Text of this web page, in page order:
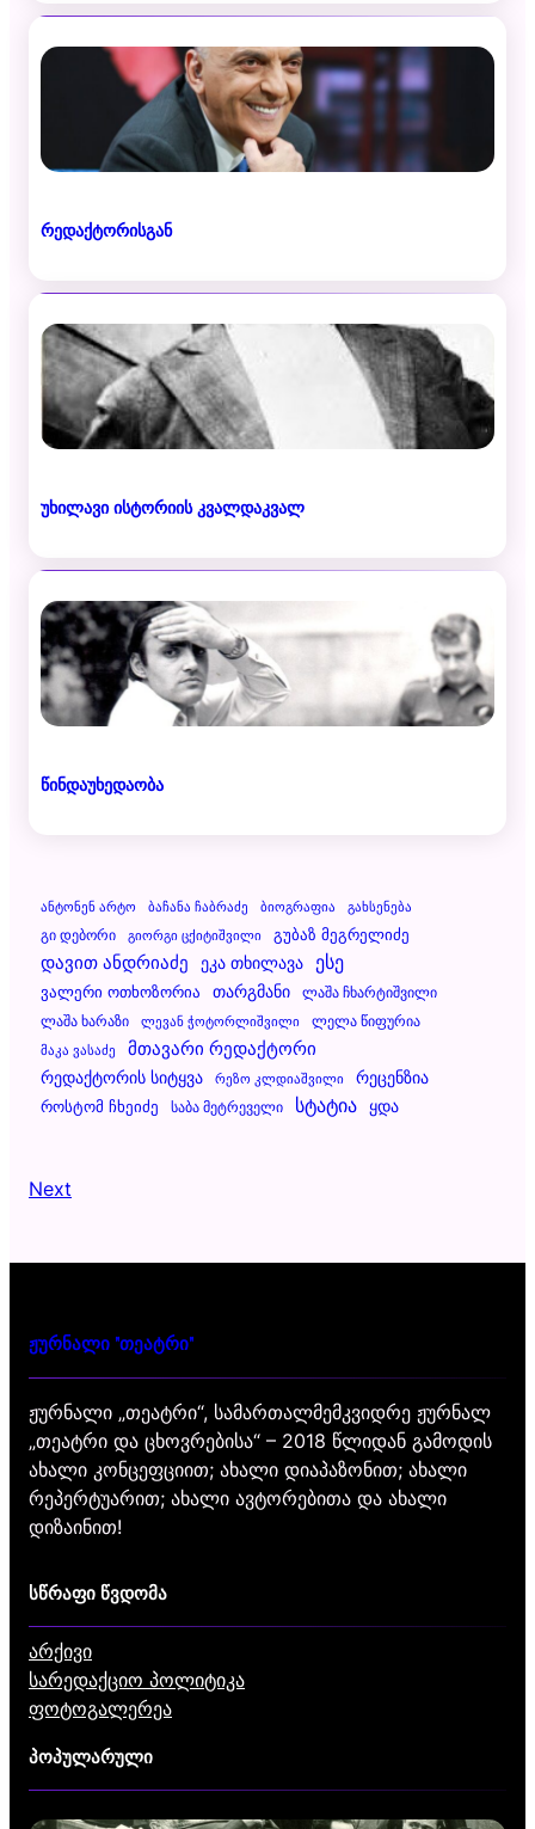
რედაქტორისგან
უხილავი ისტორიის კვალდაკვალ
წინდაუხედაობა
Ანტონენ Არტო Ბაჩანა Ჩაბრაძე Ბიოგრაფია
Გახსენება
Გი Დებორი
Გიორგი Ცქიტიშვილი Გუბაზ Მეგრელიძე
Დავით Ანდრიაძე Ეკა Თხილავა Ესე
Ვალერი Ოთხოზორია Თარგმანი Ლაშა Ჩხარტიშვილი
Ლაშა Ხარაზი Ლევან Ჭოტორლიშვილი
Ლელა Წიფურია
Მაკა Ვასაძე
Მთავარი Რედაქტორი
Რედაქტორის Სიტყვა Რეზო Კლდიაშვილი Რეცენზია
Როსტომ Ჩხეიძე Საბა Მეტრეველი Სტატია Ყდა
Next
ჟურნალი "თეატრი"
ჟურნალი „თეატრი“, სამართალმემკვიდრე ჟურნალ
„თეატრი და ცხოვრებისა“ – 2018 წლიდან გამოდის
ახალი კონცეფციით; ახალი დიაპაზონით; ახალი
რეპერტუარით; ახალი ავტორებითა და ახალი
დიზაინით!
სწრაფი წვდომა
არქივი
სარედაქციო პოლიტიკა
ფოტოგალერეა
პოპულარული